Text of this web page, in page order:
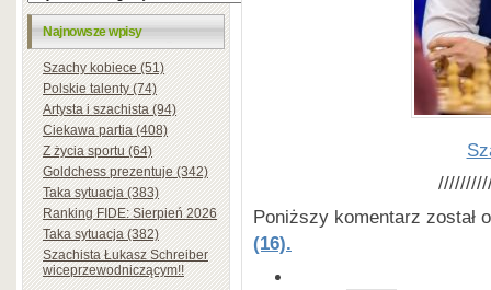
Najnowsze wpisy
Szachy kobiece (51)
Polskie talenty (74)
Artysta i szachista (94)
Ciekawa partia (408)
Z życia sportu (64)
Goldchess prezentuje (342)
Taka sytuacja (383)
Ranking FIDE: Sierpień 2026
Taka sytuacja (382)
Szachista Łukasz Schreiber
wiceprzewodniczącym!!
Poniższy komentarz został
(16).